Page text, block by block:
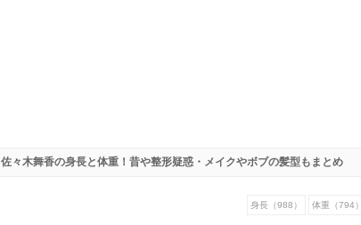
佐々木舞香の身長と体重！昔や整形疑惑・メイクやボブの髪型もまとめ
身長（988） 体重（794）